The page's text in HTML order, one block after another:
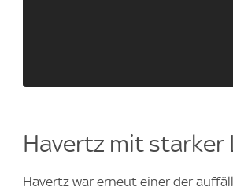
Havertz mit starker
Havertz war erneut einer der